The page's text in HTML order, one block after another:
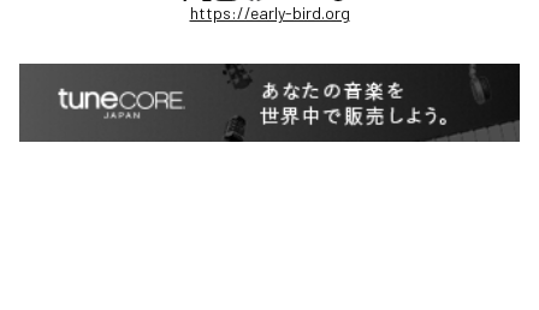
https://early-bird.org